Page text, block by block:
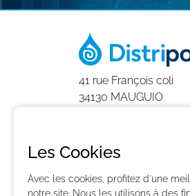
41 rue François coli
34130 MAUGUIO
9h-12h et 14h-18h
Les Cookies
Avec les cookies, profitez d'une
notre site. Nous les utilisons à des